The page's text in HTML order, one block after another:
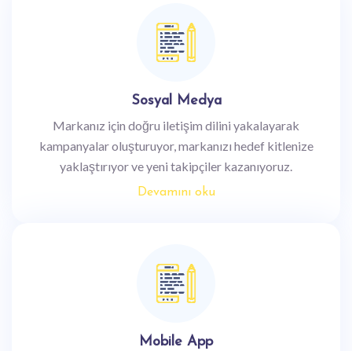
Sosyal Medya
Markanız için doğru iletişim dilini yakalayarak
kampanyalar oluşturuyor, markanızı hedef kitlenize
yaklaştırıyor ve yeni takipçiler kazanıyoruz.
Devamını oku
Mobile App